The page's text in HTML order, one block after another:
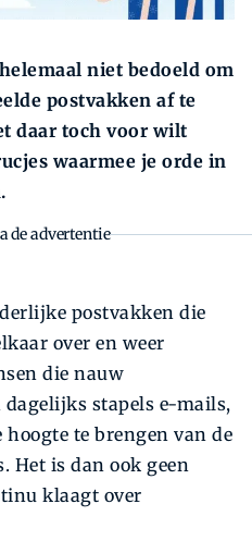
niet bedoeld om
postvakken af te
daar toch voor wilt
waarmee je orde in
de advertentie
postvakken die
over en weer
die nauw
stapels e-mails,
te brengen van de
Het is dan ook geen
klaagt over